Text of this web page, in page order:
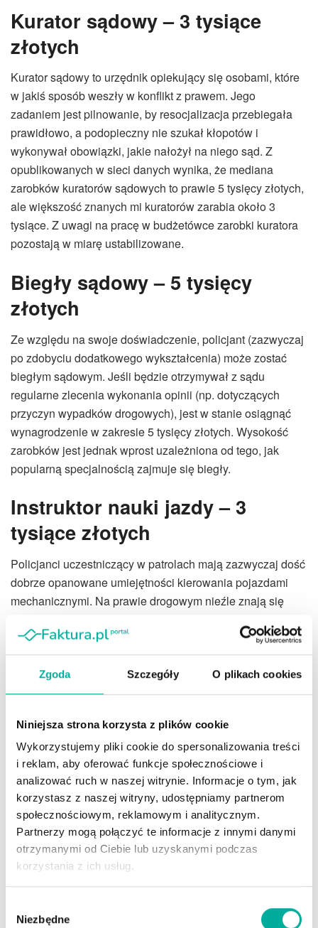
Zgoda Szczegóły O plikach cookies
Niniejsza strona korzysta z plików cookie
Wykorzystujemy pliki cookie do spersonalizowania treści
i reklam, aby oferować funkcje społecznościowe i
analizować ruch w naszej witrynie. Informacje o tym, jak
korzystasz z naszej witryny, udostępniamy partnerom
społecznościowym, reklamowym i analitycznym.
Partnerzy mogą połączyć te informacje z innymi danymi
otrzymanymi od Ciebie lub uzyskanymi podczas
korzystania z ich usług.
zgody
Niezbędne
Kurator sądowy – 3 tysiące
złotych
Kurator sądowy to urzędnik opiekujący się osobami, które
w jakiś sposób weszły w konflikt z prawem. Jego
zadaniem jest pilnowanie, by resocjalizacja przebiegała
prawidłowo, a podopieczny nie szukał kłopotów i
wykonywał obowiązki, jakie nałożył na niego sąd. Z
opublikowanych w sieci danych wynika, że mediana
zarobków kuratorów sądowych to prawie 5 tysięcy złotych,
ale większość znanych mi kuratorów zarabia około 3
tysiące. Z uwagi na pracę w budżetówce zarobki kuratora
pozostają w miarę ustabilizowane.
Biegły sądowy – 5 tysięcy
złotych
Ze względu na swoje doświadczenie, policjant (zazwyczaj
po zdobyciu dodatkowego wykształcenia) może zostać
biegłym sądowym. Jeśli będzie otrzymywał z sądu
regularne zlecenia wykonania opinii (np. dotyczących
przyczyn wypadków drogowych), jest w stanie osiągnąć
wynagrodzenie w zakresie 5 tysięcy złotych. Wysokość
zarobków jest jednak wprost uzależniona od tego, jak
popularną specjalnością zajmuje się biegły.
Instruktor nauki jazdy – 3
tysiące złotych
Policjanci uczestniczący w patrolach mają zazwyczaj dość
dobrze opanowane umiejętności kierowania pojazdami
mechanicznymi. Na prawie drogowym nieźle znają się
powodu idealnie sprawdziliby się w pracy instruktora nauki
jazdy. Niestety, rynek jest tutaj bezlitosny i kandydaci na to
stanowisko rzadko kiedy mogą liczyć na więcej niż 3
tysiące złotych wynagrodzenia.
Instruktor strzelectwa
sportowego – 4 tysiące złotych
Dzięki doświadczeniu w obchodzeniu się z bronią,
policjanci są kandydatami idealnych instruktorów
strzelectwa. Zarobki w tym zawodzie różnią się znacznie w
zależności od tego, jakiej broni dotyczy szkolenie.
Doświadczony instruktor strzelectwa bojowego potrafi
w okolicach 4 tysięcy złotych.